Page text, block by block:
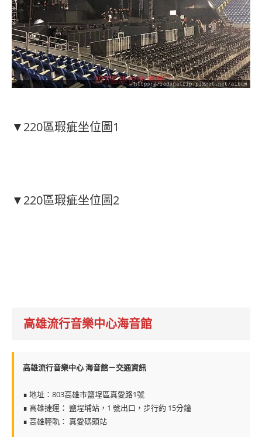
▼220區瑕疵坐位圖1
▼220區瑕疵坐位圖2
高雄流行音樂中心海音館
高雄流行音樂中心 海音館－交通資訊
∎ 地址：803高雄市鹽埕區真愛路1號
∎ 高雄捷運： 鹽埕埔站，1 號出口，步行約 15分鐘
∎ 高雄輕軌： 真愛碼頭站